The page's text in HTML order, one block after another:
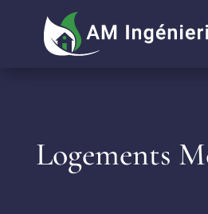
Logements